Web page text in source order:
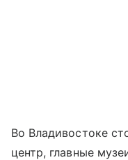
Во Владивостоке
центр, главные